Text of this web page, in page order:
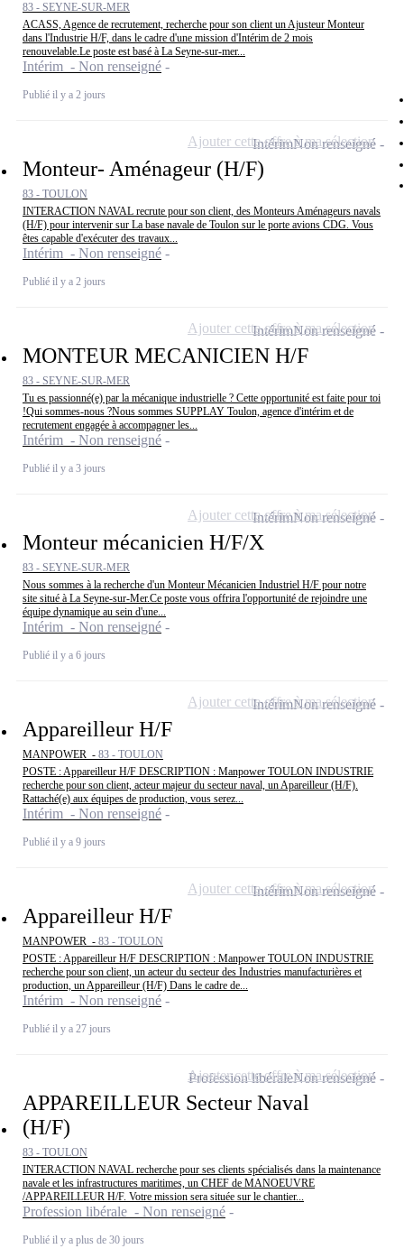
83 - SEYNE-SUR-MER
ACASS, Agence de recrutement, recherche pour son client un Ajusteur Monteur
dans l'Industrie H/F, dans le cadre d'une mission d'Intérim de 2 mois
renouvelable.Le poste est basé à La Seyne-sur-mer...
Intérim - Non renseigné
Publié il y a 2 jours
Monteur- Aménageur (H/F)
83 - TOULON
INTERACTION NAVAL recrute pour son client, des Monteurs Aménageurs navals
(H/F) pour intervenir sur La base navale de Toulon sur le porte avions CDG. Vous
êtes capable d'exécuter des travaux...
Intérim - Non renseigné
Publié il y a 2 jours
IntérimNon renseigné
Ajouter cette offre à ma sélection
MONTEUR MECANICIEN H/F
83 - SEYNE-SUR-MER
Tu es passionné(e) par la mécanique industrielle ? Cette opportunité est faite pour toi
!Qui sommes-nous ?Nous sommes SUPPLAY Toulon, agence d'intérim et de
recrutement engagée à accompagner les...
Intérim - Non renseigné
Publié il y a 3 jours
IntérimNon renseigné
Ajouter cette offre à ma sélection
Monteur mécanicien H/F/X
83 - SEYNE-SUR-MER
Nous sommes à la recherche d'un Monteur Mécanicien Industriel H/F pour notre
site situé à La Seyne-sur-Mer.Ce poste vous offrira l'opportunité de rejoindre une
équipe dynamique au sein d'une...
Intérim - Non renseigné
Publié il y a 6 jours
IntérimNon renseigné
Ajouter cette offre à ma sélection
Appareilleur H/F
MANPOWER - 83 - TOULON
POSTE : Appareilleur H/F DESCRIPTION : Manpower TOULON INDUSTRIE
recherche pour son client, acteur majeur du secteur naval, un Apareilleur (H/F).
Rattaché(e) aux équipes de production, vous serez...
Intérim - Non renseigné
Publié il y a 9 jours
IntérimNon renseigné
Ajouter cette offre à ma sélection
Appareilleur H/F
MANPOWER - 83 - TOULON
POSTE : Appareilleur H/F DESCRIPTION : Manpower TOULON INDUSTRIE
recherche pour son client, un acteur du secteur des Industries manufacturières et
production, un Appareilleur (H/F) Dans le cadre de...
Intérim - Non renseigné
Publié il y a 27 jours
IntérimNon renseigné
Ajouter cette offre à ma sélection
APPAREILLEUR Secteur Naval
(H/F)
83 - TOULON
INTERACTION NAVAL recherche pour ses clients spécialisés dans la maintenance
navale et les infrastructures maritimes, un CHEF de MANOEUVRE
/APPAREILLEUR H/F. Votre mission sera située sur le chantier...
Profession libérale - Non renseigné
Publié il y a plus de 30 jours
Profession libéraleNon renseigné
Ajouter cette offre à ma sélection